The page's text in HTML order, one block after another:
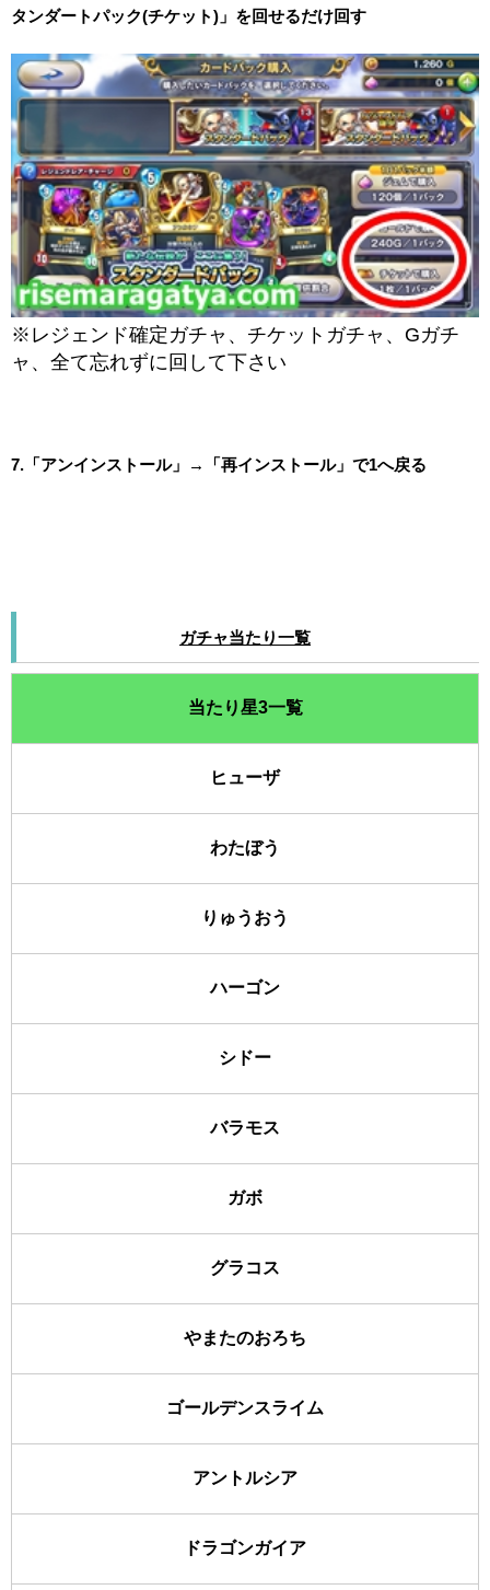
タンダートパック(チケット)」を回せるだけ回す
※レジェンド確定ガチャ、チケットガチャ、Gガチ
ャ、全て忘れずに回して下さい
7.「アンインストール」→「再インストール」で1へ戻る
ガチャ当たり一覧
当たり星3一覧
ヒューザ
わたぼう
りゅうおう
ハーゴン
シドー
バラモス
ガボ
グラコス
やまたのおろち
ゴールデンスライム
アントルシア
ドラゴンガイア